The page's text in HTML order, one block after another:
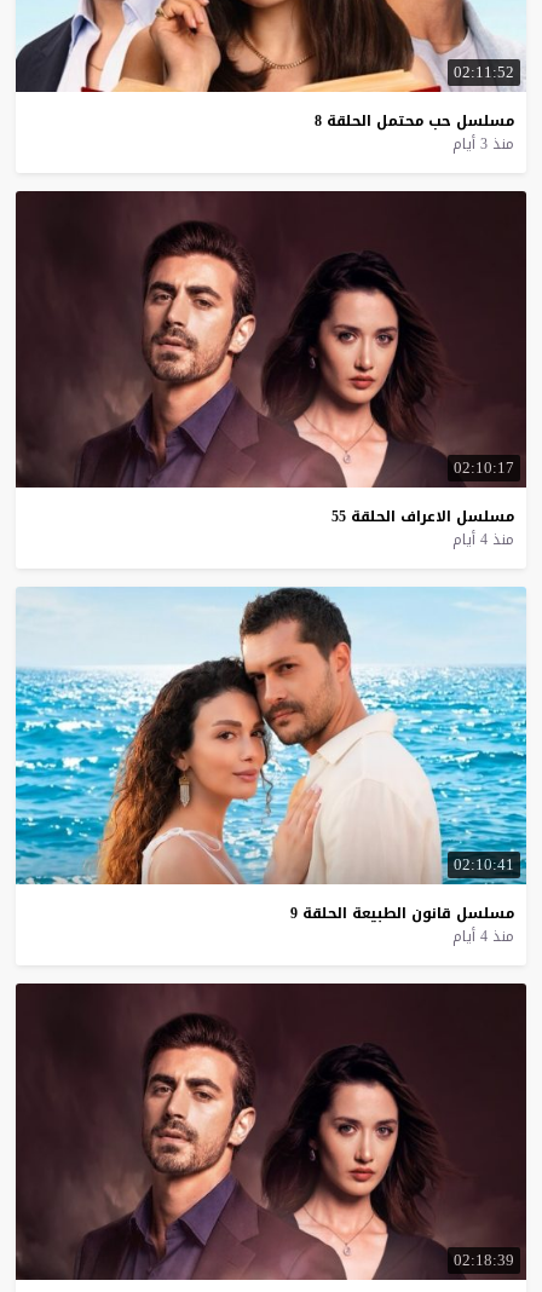
02:11:52
مسلسل حب محتمل الحلقة 8
منذ 3 أيام
02:10:17
مسلسل الاعراف الحلقة 55
منذ 4 أيام
02:10:41
مسلسل قانون الطبيعة الحلقة 9
منذ 4 أيام
02:18:39